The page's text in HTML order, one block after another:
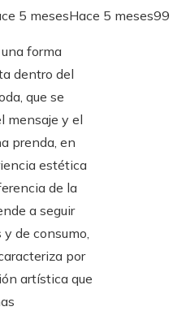
5 mesesHace 5 meses99
forma
dentro del
que se
mensaje y el
prenda, en
estética
de la
a seguir
de consumo,
por
artística que